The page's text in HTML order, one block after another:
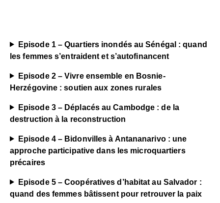
Episode 1 – Quartiers inondés au Sénégal : quand
les femmes s’entraident et s’autofinancent
Episode 2 – Vivre ensemble en Bosnie-
Herzégovine : soutien aux zones rurales
Episode 3 – Déplacés au Cambodge : de la
destruction à la reconstruction
Episode 4 – Bidonvilles à Antananarivo : une
approche participative dans les microquartiers
précaires
Episode 5 – Coopératives d’habitat au Salvador :
quand des femmes bâtissent pour retrouver la paix